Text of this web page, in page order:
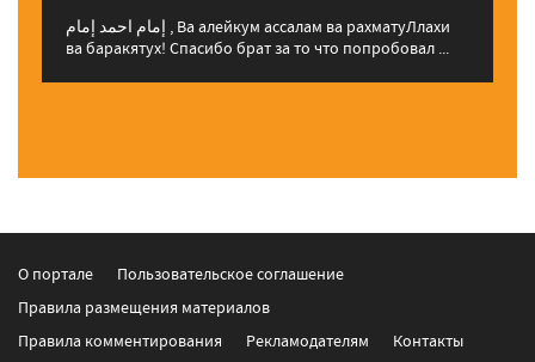
إمام احمد إمام , Ва алейкум ассалам ва рахматуЛлахи
ва баракятух! Спасибо брат за то что попробовал ...
О портале
Пользовательское соглашение
Правила размещения материалов
Правила комментирования
Рекламодателям Контакты